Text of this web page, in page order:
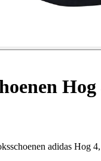
Hog
adidas Hog